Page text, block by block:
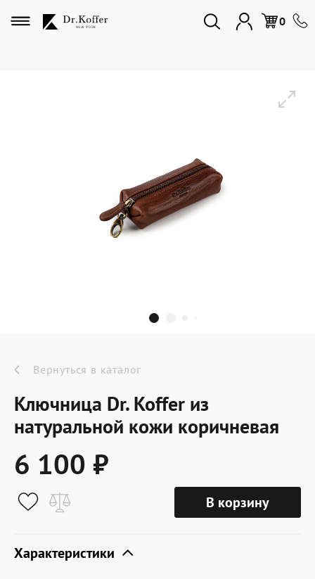
0
Избранное
Женская коллекция
Подарки и сувениры
Dr.Koffer Outlet
Новинки
Акции
О компании
Условия доставки
Вернуться в каталог
Ключница Dr. Koffer из
натуральной кожи коричневая
6 100 ₽
В корзину
Характеристики